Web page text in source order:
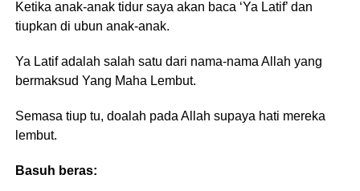
Ketika anak-anak tidur saya akan baca ‘Ya Latif’ dan
tiupkan di ubun anak-anak.
Ya Latif adalah salah satu dari nama-nama Allah yang
bermaksud Yang Maha Lembut.
Semasa tiup tu, doalah pada Allah supaya hati mereka
lembut.
Basuh beras: